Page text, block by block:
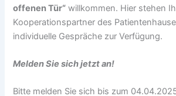
offenen Tür“ willkommen. Hier stehen
Kooperationspartner des
individuelle Gespräche zur Verfügung.
Melden Sie sich jetzt an!
Bitte melden Sie sich bis zum